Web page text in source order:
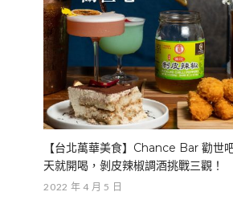
【台北萬華美食】Chance Bar 勸世
天就開喝，剝皮辣椒調酒挑戰三觀！
2022 年 4 月 5 日